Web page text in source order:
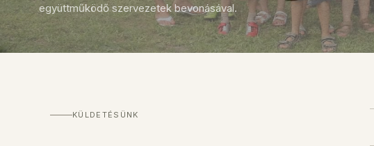
együttműködő szervezetek bevonásával.
KÜLDETÉSÜNK